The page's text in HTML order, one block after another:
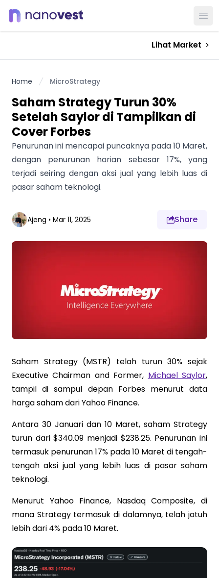
Lihat Market
Home MicroStrategy
Saham Strategy Turun 30%
Setelah Saylor di Tampilkan di
Cover Forbes
Penurunan ini mencapai puncaknya pada 10 Maret,
dengan penurunan harian sebesar 17%, yang
terjadi seiring dengan aksi jual yang lebih luas di
pasar saham teknologi.
Ajeng • Mar 11, 2025 Share
Saham Strategy (MSTR) telah turun 30% sejak
Executive Chairman and Former, Michael Saylor,
tampil di sampul depan Forbes menurut data
harga saham dari Yahoo Finance.
Antara 30 Januari dan 10 Maret, saham Strategy
turun dari $340.09 menjadi $238.25. Penurunan ini
termasuk penurunan 17% pada 10 Maret di tengah-
tengah aksi jual yang lebih luas di pasar saham
teknologi.
Menurut Yahoo Finance, Nasdaq Composite, di
mana Strategy termasuk di dalamnya, telah jatuh
lebih dari 4% pada 10 Maret.